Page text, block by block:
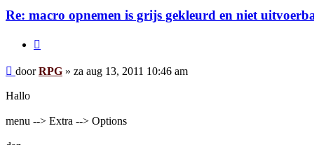
Re: macro opnemen is grijs gekleurd en niet
Bericht
doorRPG » za aug 13, 2011 10:46 am
Hallo
menu --> Extra --> Options